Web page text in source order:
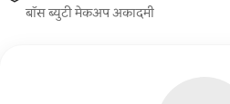
बॉस ब्युटी मेकअप अकादमी